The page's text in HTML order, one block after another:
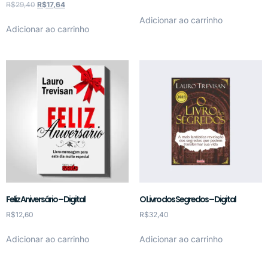
R$29,40 R$17,64
Adicionar ao carrinho
Adicionar ao carrinho
Feliz Aniversário – Digital
R$12,60
Adicionar ao carrinho
O Livro dos Segredos – Digital
R$32,40
Adicionar ao carrinho